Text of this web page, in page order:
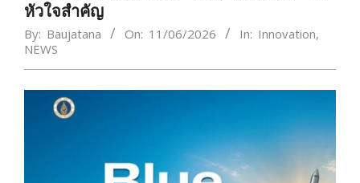
หัวใจสำคัญ
By: Baujatana On: 11/06/2026 In: Innovation,
NEWS